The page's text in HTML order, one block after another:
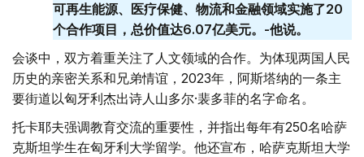
可再生能源、医疗保健、物流和金融领域实施了20
个合作项目，总价值达6.07亿美元。-他说。
会谈中，双方着重关注了人文领域的合作。为体现两国人民
历史的亲密关系和兄弟情谊，2023年，阿斯塔纳的一条主
要街道以匈牙利杰出诗人山多尔·裴多菲的名字命名。
托卡耶夫强调教育交流的重要性，并指出每年有250名哈萨
克斯坦学生在匈牙利大学留学。他还宣布，哈萨克斯坦大学